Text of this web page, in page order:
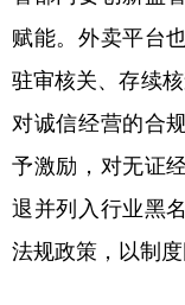
陕西
English
Русский
赋能。外卖平台
驻审核关、存续核
对诚信经营的合
予激励，对无证
退并列入行业黑
法规政策，以制